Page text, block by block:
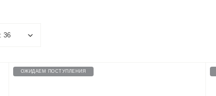
ОЖИДАЕМ ПОСТУПЛЕНИЯ